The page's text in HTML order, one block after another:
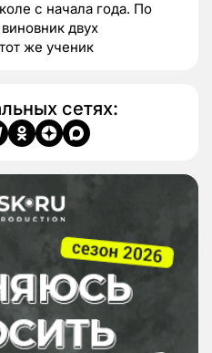
с начала года. По
двух
же ученик
сетях: